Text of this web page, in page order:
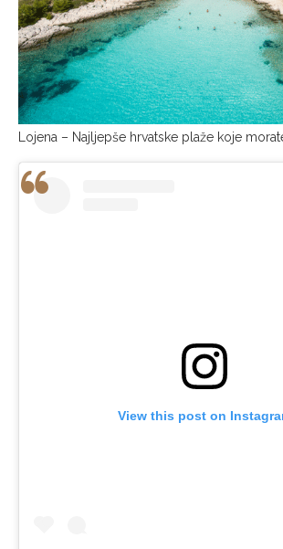
Lojena – Najljepše hrvatske plaže koje
View this post on